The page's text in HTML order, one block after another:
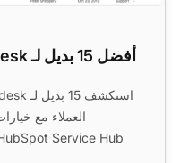
أفضل 15 بديل لـ Zendesk في عام 2025